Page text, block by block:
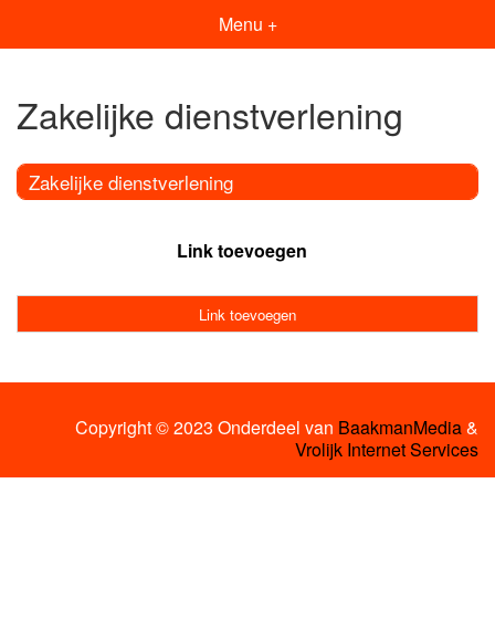
Menu +
Zakelijke dienstverlening
Zakelijke dienstverlening
Link toevoegen
Link toevoegen
Copyright © 2023 Onderdeel van BaakmanMedia&
Vrolijk Internet Services